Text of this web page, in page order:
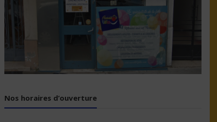
Nos horaires d’ouverture